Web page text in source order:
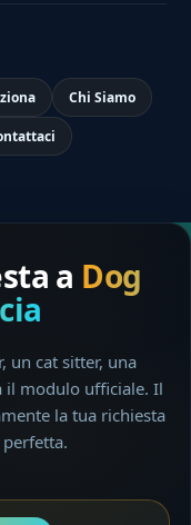
Chi Siamo
a Dog
un cat sitter, una
il modulo ufficiale. Il
la tua richiesta